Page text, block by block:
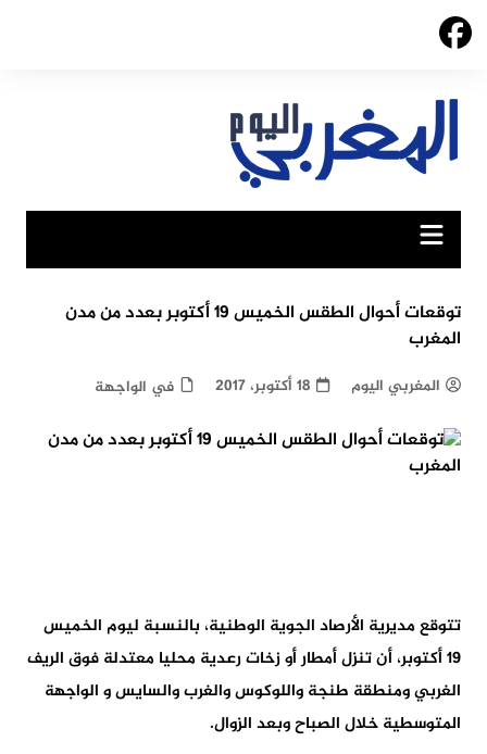
Skip
توقعات أحوال الطقس الخميس 19 أكتوبر بعدد من مدن
المغرب
المغربي اليوم 18 أكتوبر، 2017 في الواجهة
تتوقع مديرية الأرصاد الجوية الوطنية، بالنسبة ليوم الخميس
19 أكتوبر، أن تنزل أمطار أو زخات رعدية محليا معتدلة فوق الريف
الغربي ومنطقة طنجة واللوكوس والغرب والسايس و الواجهة
المتوسطية خلال الصباح وبعد الزوال.